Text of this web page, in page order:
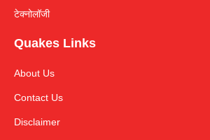
टेक्नोलॉजी
Quakes Links
About Us
Contact Us
Disclaimer